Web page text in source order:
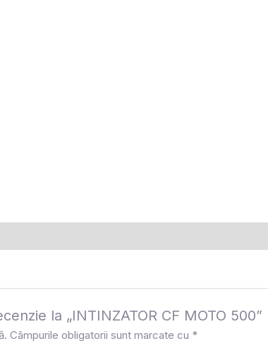
la „INTINZATOR CF MOTO 500”
Câmpurile obligatorii sunt marcate cu *